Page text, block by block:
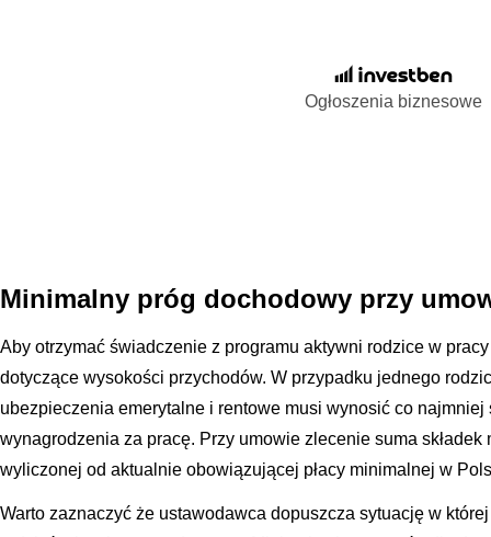
Ogłoszenia biznesowe
Minimalny próg dochodowy przy
Aby otrzymać świadczenie z programu aktywni rodzice w
dotyczące wysokości przychodów. W przypadku jednego
ubezpieczenia emerytalne i rentowe musi wynosić co
wynagrodzenia za pracę. Przy umowie zlecenie suma
wyliczonej od aktualnie obowiązującej płacy minimalnej w
Warto zaznaczyć że ustawodawca dopuszcza sytuację w